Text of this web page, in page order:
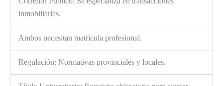
inmobiliarias.
Ambos necesitan matrícula profesional.
Regulación: Normativas provinciales y locales.